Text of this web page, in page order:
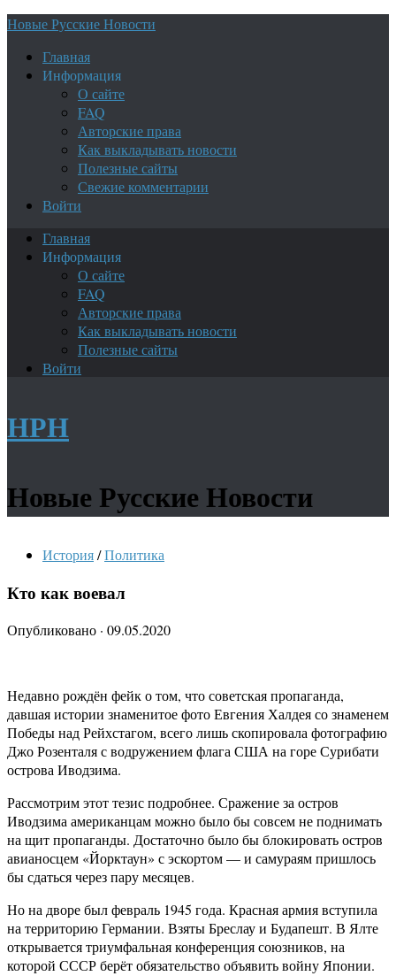
Новые Русские Новости
Главная
Информация
О сайте
FAQ
Авторские права
Как выкладывать новости
Полезные сайты
Свежие комментарии
Войти
Главная
Информация
О сайте
FAQ
Авторские права
Как выкладывать новости
Полезные сайты
Войти
НРН
Новые Русские Новости
История/Политика
Кто как воевал
Опубликовано · 09.05.2020
Недавно рождён фейк о том, что советская пропаганда,
давшая истории знаменитое фото Евгения Халдея со знаменем
Победы над Рейхстагом, всего лишь скопировала фотографию
Джо Розенталя с водружением флага США на горе Сурибати
острова Иводзима.
Рассмотрим этот тезис подробнее. Сражение за остров
Иводзима американцам можно было бы совсем не поднимать
на щит пропаганды. Достаточно было бы блокировать остров
авианосцем «Йорктаун» с эскортом — и самураям пришлось
бы сдаться через пару месяцев.
Но на дворе был февраль 1945 года. Красная армия вступила
на территорию Германии. Взяты Бреслау и Будапешт. В Ялте
открывается триумфальная конференция союзников, на
которой СССР берёт обязательство объявить войну Японии.